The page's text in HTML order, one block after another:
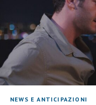
NEWS E ANTICIPAZIONI